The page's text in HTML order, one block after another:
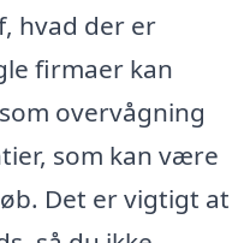
hvad der er
firmaer kan
overvågning
som kan være
Det er vigtigt at